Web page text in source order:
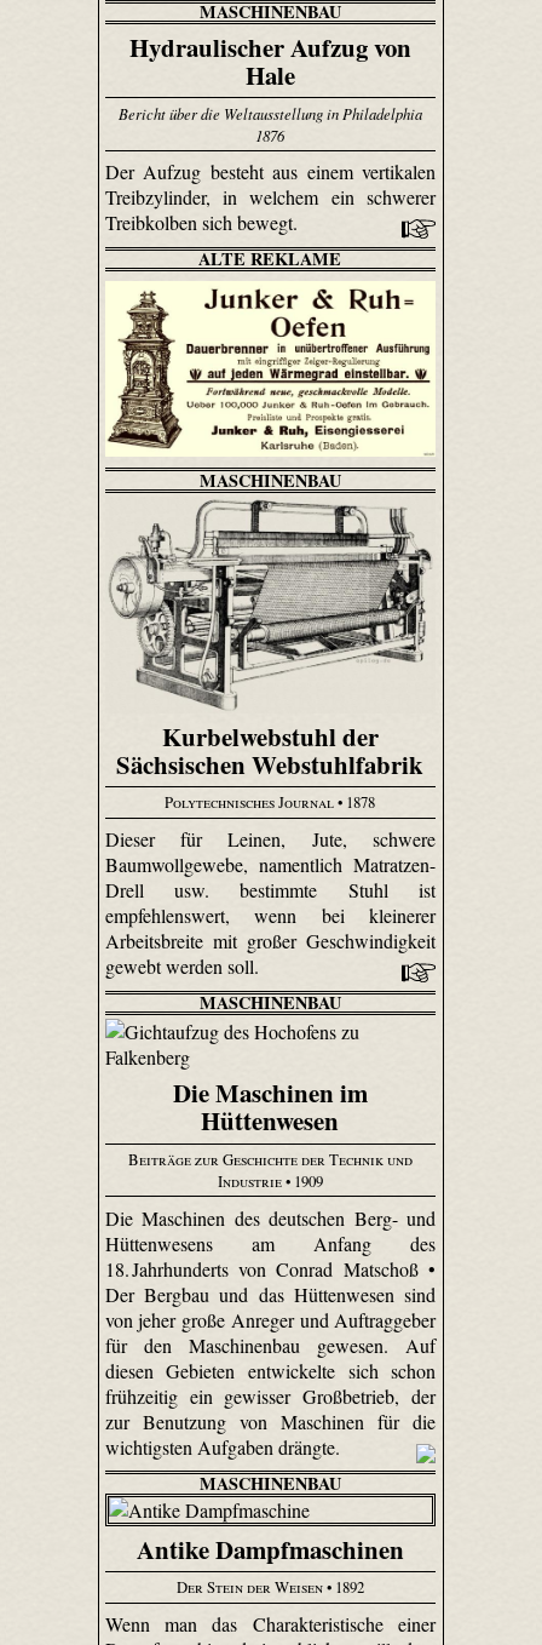
MASCHINENBAU
Hydraulischer Aufzug von
Hale
Bericht über die Weltausstellung in Philadelphia
1876
Der Aufzug besteht aus einem vertikalen
Treibzylinder, in welchem ein schwerer
Treibkolben sich bewegt.
ALTE REKLAME
MASCHINENBAU
Kurbelwebstuhl der
Sächsischen Webstuhlfabrik
Polytechnisches Journal• 1878
Dieser für Leinen, Jute, schwere
Baumwollgewebe, namentlich Matrat­zen-
Drell usw. bestimmte Stuhl ist
empfehlenswert, wenn bei kleinerer
Arbeitsbreite mit großer Geschwindigkeit
gewebt werden soll.
MASCHINENBAU
Die Maschinen im
Hüttenwesen
Beiträge zur Geschichte der Technik und
Industrie• 1909
Die Maschinen des deutschen Berg- und
Hüttenwesens am Anfang des
18. Jahrhunderts von Conrad Matschoß •
Der Bergbau und das Hüttenwesen sind
von jeher große Anreger und Auftraggeber
für den Maschinenbau gewesen. Auf
diesen Gebieten entwickelte sich schon
frühzeitig ein gewisser Großbetrieb, der
zur Benutzung von Maschinen für die
wichtigsten Aufgaben drängte.
MASCHINENBAU
Antike Dampfmaschinen
Der Stein der Weisen• 1892
Wenn man das Charakteristische einer